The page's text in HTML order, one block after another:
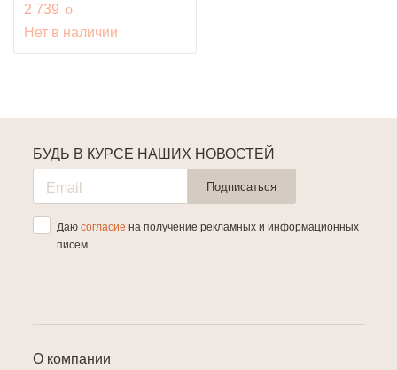
2 739 руб.
o
Нет в наличии
О компании
БУДЬ В КУРСЕ НАШИХ НОВОСТЕЙ
Подписаться
Даю согласие на получение рекламных и информационных
писем.